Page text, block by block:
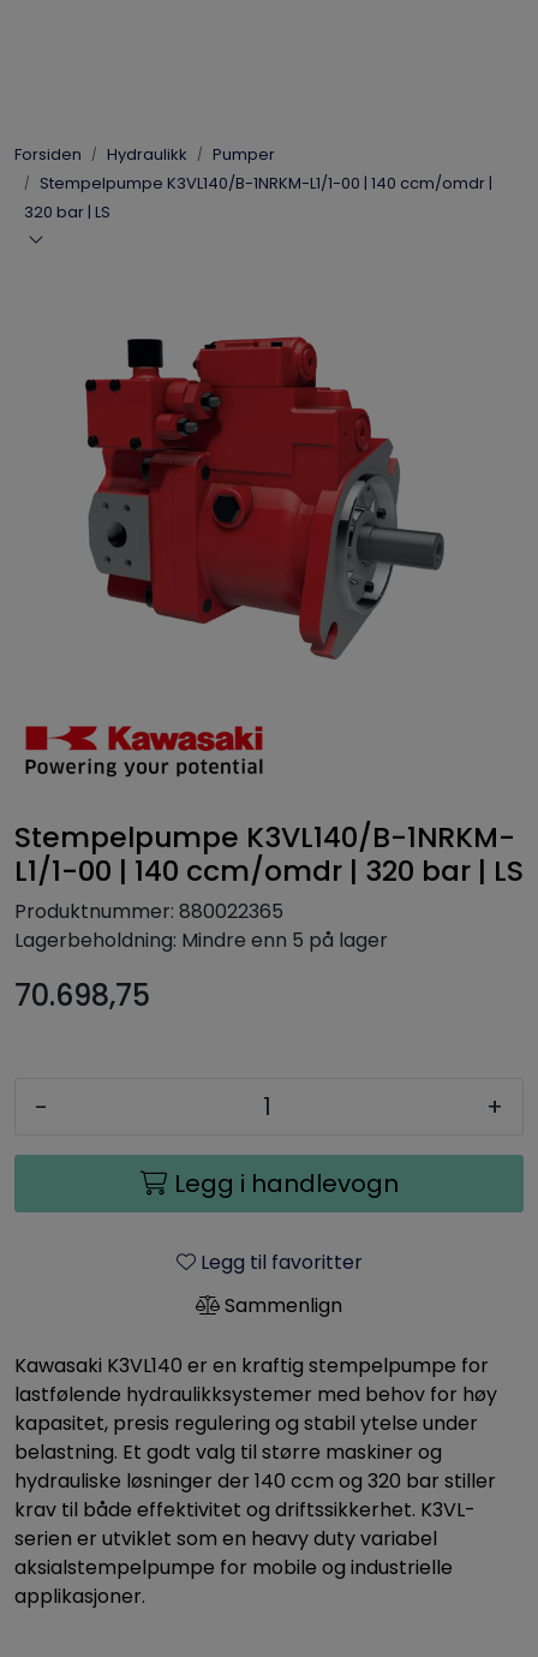
Forsiden Hydraulikk
Pumper
Stempelpumpe K3VL140/B-1NRKM-L1/1-00 | 140 ccm/omdr |
320 bar | LS
Stempelpumpe K3VL140/B-1NRKM-
L1/1-00 | 140 ccm/omdr | 320 bar | LS
Produktnummer: 880022365
Lagerbeholdning: Mindre enn 5 på lager
70.698,75
- +
Legg i handlevogn
Legg til favoritter
Sammenlign
Kawasaki K3VL140 er en kraftig stempelpumpe for
lastfølende hydraulikksystemer med behov for høy
kapasitet, presis regulering og stabil ytelse under
belastning. Et godt valg til større maskiner og
hydrauliske løsninger der 140 ccm og 320 bar stiller
krav til både effektivitet og driftssikkerhet. K3VL-
serien er utviklet som en heavy duty variabel
aksialstempelpumpe for mobile og industrielle
applikasjoner.
Enerpac
Hydraulikk
inkl. mva.